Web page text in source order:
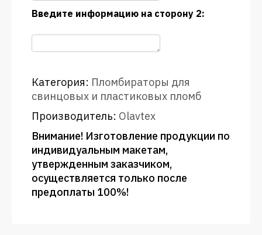
Введите информацию на сторону 2:
Категория: Пломбираторы для
свинцовых и пластиковых пломб
Производитель: Olavtex
Внимание! Изготовление продукции по
индивидуальным макетам,
утвержденным заказчиком,
осуществляется только после
предоплаты 100%!